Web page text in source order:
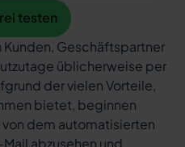
testen
Geschäftspartner
üblicherweise per
der vielen Vorteile,
bietet, beginnen
dem automatisierten
abzusehen und